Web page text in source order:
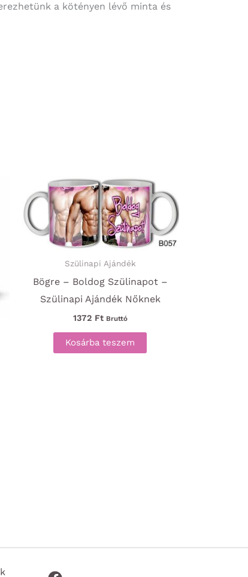
a kötényen lévő minta és
Szülinapi Ajándék
Bögre – Boldog Szülinapot –
Szülinapi Ajándék Nőknek
1372 Ft Bruttó
Kosárba teszem